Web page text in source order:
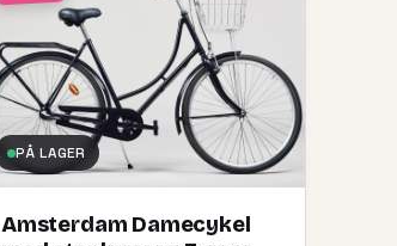
PÅ LAGER
Amsterdam Damecykel